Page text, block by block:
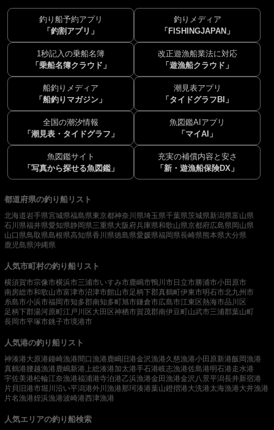
釣り船予約アプリ
「釣割アプリ」
釣りメディア
「FISHINGJAPAN」
1秒記入の乗船名簿
「乗船名簿クラウド」
改正遊漁船業法に対応
「遊漁船クラウド」
船釣りメディア
「船釣りマガジン」
潮見表アプリ
「タイドグラフBI」
全国の潮汐情報
「潮見表・タイドグラフ」
魚図鑑AIアプリ
「マイAI」
魚図鑑サイト
「写真から探せる魚図鑑」
充実の補償内容と安さ
「新・遊漁船保険DX」
都道府県の釣り船リスト
北海道岩手県宮城県福島県東京都神奈川県埼玉県千葉県茨城県新潟県富山県
石川県福井県愛知県静岡県三重県大阪府兵庫県和歌山県京都府広島県岡山県
山口県鳥取県島根県高知県香川県徳島県愛媛県福岡県長崎県熊本県大分県
鹿児島県沖縄県
人気市町村の釣り船リスト
横須賀市宗像市横浜市三浦市いすみ市鹿嶋市鴨川市日立市勝浦市小田原市
南房総市和歌山市富津市沼津市館山市足柄下郡真鶴町伊東市明石市北九州市
糸島市小浜市福岡市知多郡南知多町旭市鎌倉市広島市江東区熱海市品川区
足柄下郡湯河原町江戸川区大田区神栖市賀茂郡南伊豆町山武市三浦郡葉山町
長岡市平塚市銚子市境港市
人気港の釣り船リスト
神湊港大原港鐘崎漁港間口漁港 鹿嶋旧港金沢漁港久慈漁港小田原新港飯岡漁港
真鶴港腰越漁港 鹿嶋新港 上総湊港加太港手石港岐志漁港佐島港明石港走水港
宇佐美港松輪江奈漁港福浦港寺泊港乙浜漁港金田漁港金沢八景平潟長井新宿港
片貝旧港市堀川沿い平潟港外川漁港那珂湊港葉山鐙摺港大洗港太海漁港大井漁港
片名漁港姪浜漁港波崎港西津漁港
人気エリアの釣り船検索